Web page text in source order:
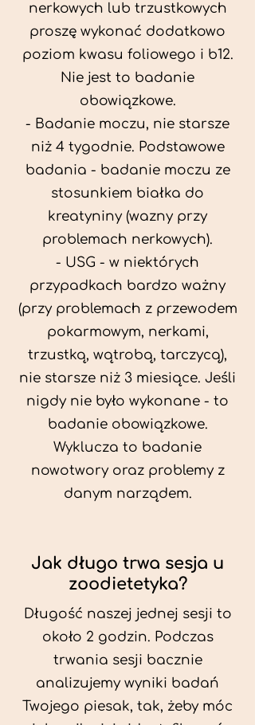
nerkowych lub trzustkowych
proszę wykonać dodatkowo
poziom kwasu foliowego i b12.
Nie jest to badanie
obowiązkowe.
- Badanie moczu, nie starsze
niż 4 tygodnie. Podstawowe
badania - badanie moczu ze
stosunkiem białka do
kreatyniny (wazny przy
problemach nerkowych).
- USG - w niektórych
przypadkach bardzo ważny
(przy problemach z przewodem
pokarmowym, nerkami,
trzustką, wątrobą, tarczycą),
nie starsze niż 3 miesiące. Jeśli
nigdy nie było wykonane - to
badanie obowiązkowe.
Wyklucza to badanie
nowotwory oraz problemy z
danym narządem.
Jak długo trwa sesja u
zoodietetyka?
Długość naszej jednej sesji to
około 2 godzin. Podczas
trwania sesji bacznie
analizujemy wyniki badań
Twojego piesak, tak, żeby móc